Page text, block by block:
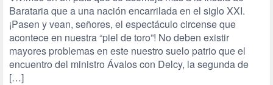
Barataria que a una nación encarrilada en el siglo XXI.
¡Pasen y vean, señores, el espectáculo circense que
acontece en nuestra “piel de toro”! No deben existir
mayores problemas en este nuestro suelo patrio que el
encuentro del ministro Ávalos con Delcy, la segunda de
[…]